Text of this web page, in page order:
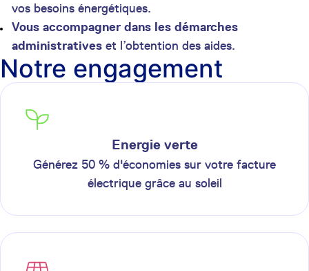
vos besoins énergétiques.
Vous accompagner dans les démarches
administratives et l’obtention des aides.
Notre engagement
Energie verte
Générez 50 % d'économies sur votre facture
électrique grâce au soleil